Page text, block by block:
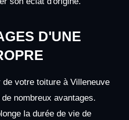
D'UNE
de votre toiture à Villeneuve
nombreux avantages.
la durée de vie de